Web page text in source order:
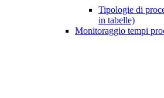
Tipologie di
in tabelle)
Monitoraggio tempi